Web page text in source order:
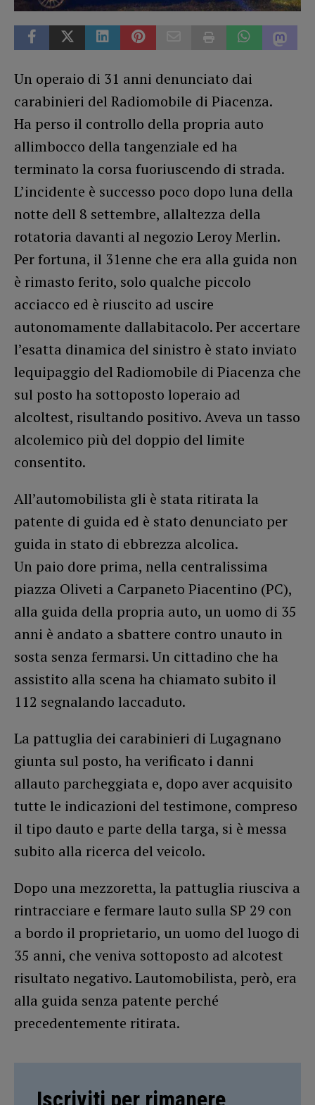
Un operaio di 31 anni denunciato dai
carabinieri del Radiomobile di Piacenza.
Ha perso il controllo della propria auto
allimbocco della tangenziale ed ha
terminato la corsa fuoriuscendo di strada.
L’incidente è successo poco dopo luna della
notte dell 8 settembre, allaltezza della
rotatoria davanti al negozio Leroy Merlin.
Per fortuna, il 31enne che era alla guida non
è rimasto ferito, solo qualche piccolo
acciacco ed è riuscito ad uscire
autonomamente dallabitacolo. Per accertare
l’esatta dinamica del sinistro è stato inviato
lequipaggio del Radiomobile di Piacenza che
sul posto ha sottoposto loperaio ad
alcoltest, risultando positivo. Aveva un tasso
alcolemico più del doppio del limite
consentito.
All’automobilista gli è stata ritirata la
patente di guida ed è stato denunciato per
guida in stato di ebbrezza alcolica.
Un paio dore prima, nella centralissima
piazza Oliveti a Carpaneto Piacentino (PC),
alla guida della propria auto, un uomo di 35
anni è andato a sbattere contro unauto in
sosta senza fermarsi. Un cittadino che ha
assistito alla scena ha chiamato subito il
112 segnalando laccaduto.
La pattuglia dei carabinieri di Lugagnano
giunta sul posto, ha verificato i danni
allauto parcheggiata e, dopo aver acquisito
tutte le indicazioni del testimone, compreso
il tipo dauto e parte della targa, si è messa
subito alla ricerca del veicolo.
Dopo una mezzoretta, la pattuglia riusciva a
rintracciare e fermare lauto sulla SP 29 con
a bordo il proprietario, un uomo del luogo di
35 anni, che veniva sottoposto ad alcotest
risultato negativo. Lautomobilista, però, era
alla guida senza patente perché
precedentemente ritirata.
Iscriviti per rimanere